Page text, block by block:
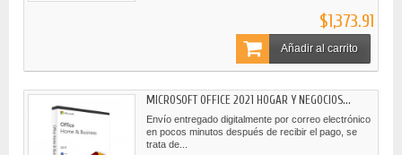
$1,373.91
Añadir al carrito
MICROSOFT OFFICE 2021 HOGAR Y NEGOCIOS...
Envío entregado digitalmente por correo electrónico
en pocos minutos después de recibir el pago, se
trata de...